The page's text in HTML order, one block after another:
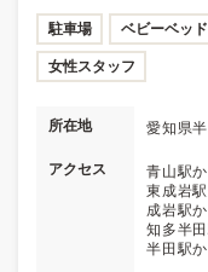
駐車場 ベビーベッド
女性スタッフ
所在地 愛知県
アクセス
青山駅
東成岩
成岩駅
知多半
半田駅